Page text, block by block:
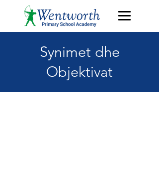
Synimet dhe
Objektivat